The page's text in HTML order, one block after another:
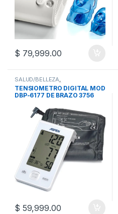
$ 79,999.00
SALUD/BELLEZA
SALUD/BELLEZA/FITNESS ,
TENSIOMETROS
TENSIOMETRO DIGITAL MOD
DBP-6177 DE BRAZO 3756
$ 59,999.00